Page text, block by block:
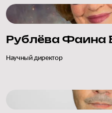
Рублёва Фаина
Научный директор